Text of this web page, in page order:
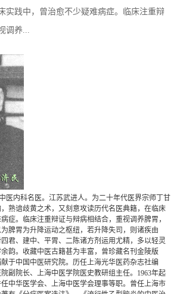
实践中，曾治愈不少疑难病症。临床注重辩
调养...
医内科名医。江苏武进人。为二十年代医界宗师丁甘
熟谙歧黄之术，又刻意攻读历代名医典籍，在临床
症。临床注重辩证与辩病相结合，重视调养脾胃，
脾胃为升降运动之枢纽，若升降失司，则诸疾由
君、建中、平胃、二陈诸方剂运用尤精，多以轻灵
韵。收藏中医古籍甚为丰富，曾珍藏名刊金陵版
献于中国中医研究院。历任上海光华医药杂志社编
副院长、上海中医学院医史教研组主任。1963年起
中华医学会、上海中医学会理事等职。曾任上海市